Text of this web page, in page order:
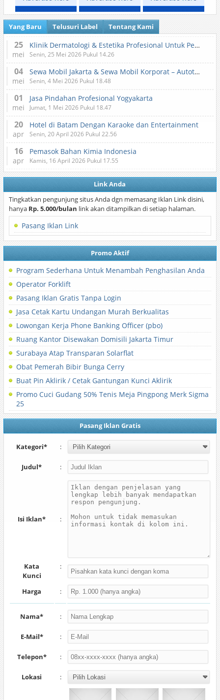
Yang Baru Telusuri Label Tentang Kami
25
mei
Klinik Dermatologi & Estetika Profesional Untuk Perawatan Kulit dan Kecantikan
Senin, 25 Mei 2026 Pukul 14.26
04
mei
Sewa Mobil Jakarta & Sewa Mobil Korporat – Autotranz Indonesia
Senin, 4 Mei 2026 Pukul 18.48
01
mei
Jasa Pindahan Profesional Yogyakarta
Jumat, 1 Mei 2026 Pukul 18.47
20
apr
Hotel di Batam Dengan Karaoke dan Entertainment
Senin, 20 April 2026 Pukul 22.56
16
apr
Pemasok Bahan Kimia Indonesia
Kamis, 16 April 2026 Pukul 17.55
Link Anda
Tingkatkan pengunjung situs Anda dgn memasang Iklan Link disini,
hanya Rp. 5.000/bulan link akan ditampilkan di setiap halaman.
Pasang Iklan Link
Promo Aktif
Program Sederhana Untuk Menambah Penghasilan Anda
Operator Forklift
Pasang Iklan Gratis Tanpa Login
Jasa Cetak Kartu Undangan Murah Berkualitas
Lowongan Kerja Phone Banking Officer (pbo)
Ruang Kantor Disewakan Domisili Jakarta Timur
Surabaya Atap Transparan Solarflat
Obat Pemerah Bibir Bunga Cerry
Buat Pin Aklirik / Cetak Gantungan Kunci Aklirik
Promo Cuci Gudang 50% Tenis Meja Pingpong Merk Sigma
25
Pasang Iklan Gratis
Kategori* :
Judul* :
Isi Iklan* :
Kata
Kunci
:
Harga :
Nama* :
E-Mail* :
Telepon* :
Lokasi :